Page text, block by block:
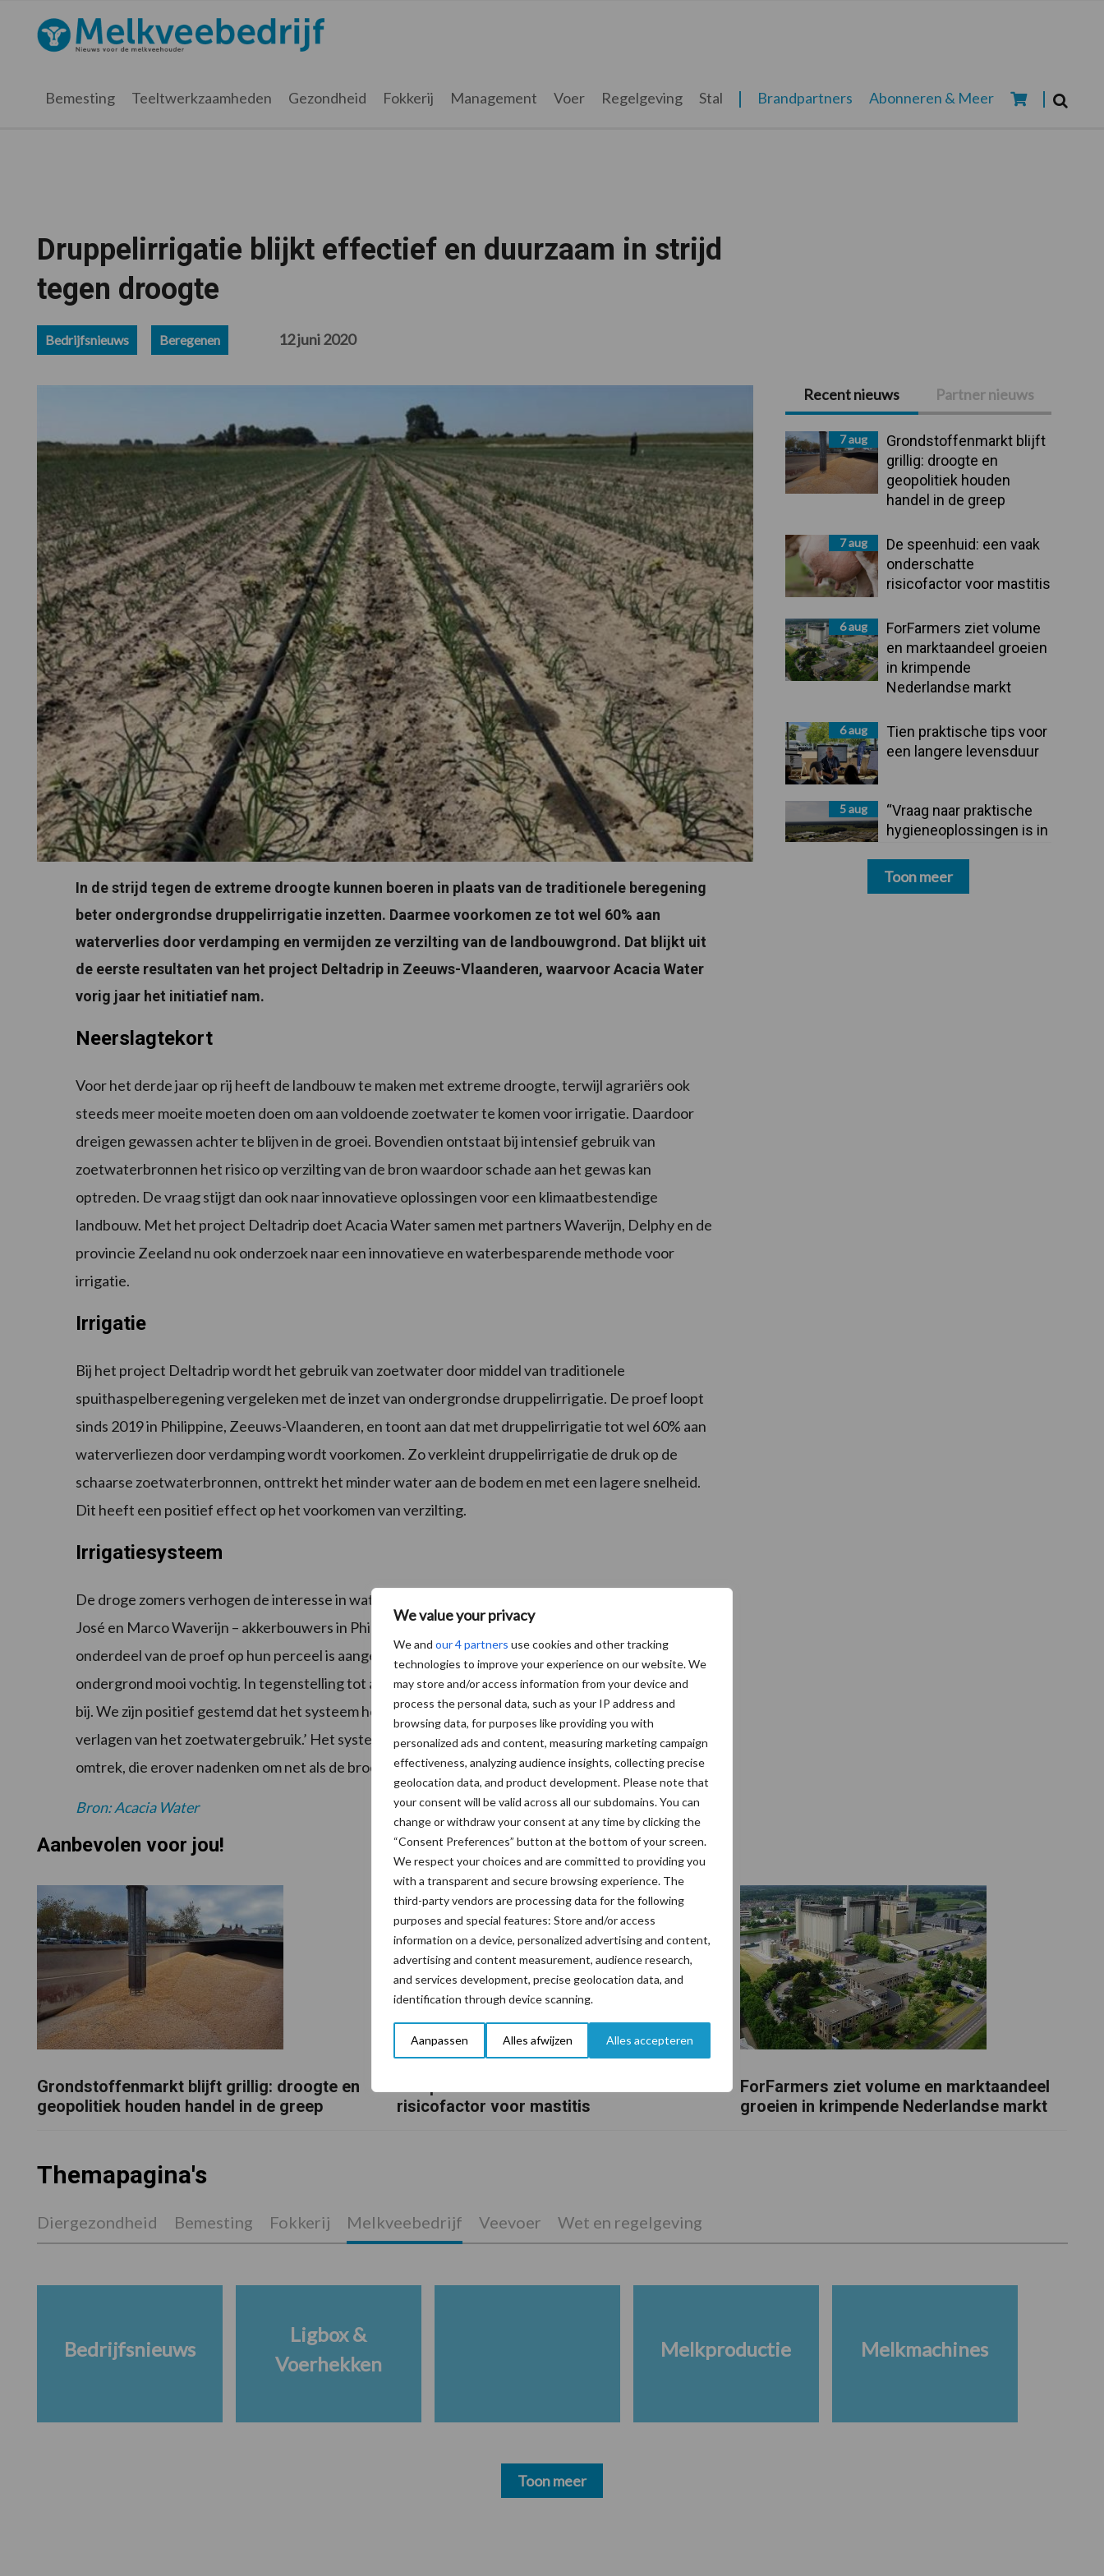
We value your privacy
We and our 4 partners use cookies and other tracking
technologies to improve your experience on our website. We
may store and/or access information from your device and
process the personal data, such as your IP address and
browsing data, for purposes like providing you with
personalized ads and content, measuring marketing campaign
effectiveness, analyzing audience insights, collecting precise
geolocation data, and product development. Please note that
your consent will be valid across all our subdomains. You can
change or withdraw your consent at any time by clicking the
“Consent Preferences” button at the bottom of your screen.
We respect your choices and are committed to providing you
with a transparent and secure browsing experience. The
third-party vendors are processing data for the following
purposes and special features: Store and/or access
information on a device, personalized advertising and content,
advertising and content measurement, audience research,
and services development, precise geolocation data, and
identification through device scanning.
Aanpassen Alles afwijzen Alles accepteren
hoofdnavigatie
hoofd
eerste
voettekst
Melkveebedrijf.nl
Bemesting Teeltwerkzaamheden Gezondheid Fokkerij Management Voer Regelgeving Stal Brandpartners Abonneren & Meer
Druppelirrigatie blijkt effectief en duurzaam in strijd
tegen droogte
Bedrijfsnieuws Beregenen 12 juni 2020
In de strijd tegen de extreme droogte kunnen boeren in plaats van de traditionele beregening
beter ondergrondse druppelirrigatie inzetten. Daarmee voorkomen ze tot wel 60% aan
waterverlies door verdamping en vermijden ze verzilting van de landbouwgrond. Dat blijkt uit
de eerste resultaten van het project Deltadrip in Zeeuws-Vlaanderen, waarvoor Acacia Water
vorig jaar het initiatief nam.
Neerslagtekort
Voor het derde jaar op rij heeft de landbouw te maken met extreme droogte, terwijl agrariërs ook
steeds meer moeite moeten doen om aan voldoende zoetwater te komen voor irrigatie. Daardoor
dreigen gewassen achter te blijven in de groei. Bovendien ontstaat bij intensief gebruik van
zoetwaterbronnen het risico op verzilting van de bron waardoor schade aan het gewas kan
optreden. De vraag stijgt dan ook naar innovatieve oplossingen voor een klimaatbestendige
landbouw. Met het project Deltadrip doet Acacia Water samen met partners Waverijn, Delphy en de
provincie Zeeland nu ook onderzoek naar een innovatieve en waterbesparende methode voor
irrigatie.
Irrigatie
Bij het project Deltadrip wordt het gebruik van zoetwater door middel van traditionele
spuithaspelberegening vergeleken met de inzet van ondergrondse druppelirrigatie. De proef loopt
sinds 2019 in Philippine, Zeeuws-Vlaanderen, en toont aan dat met druppelirrigatie tot wel 60% aan
waterverliezen door verdamping wordt voorkomen. Zo verkleint druppelirrigatie de druk op de
schaarse zoetwaterbronnen, onttrekt het minder water aan de bodem en met een lagere snelheid.
Dit heeft een positief effect op het voorkomen van verzilting.
Irrigatiesysteem
De droge zomers verhogen de interesse in waterbesparende technieken onder agrariërs. De broers
José en Marco Waverijn – akkerbouwers in Philippine – zijn blij met het irrigatiesysteem dat als
onderdeel van de proef op hun perceel is aangelegd: ‘In de afgelopen droge weken bleef de
ondergrond mooi vochtig. In tegenstelling tot andere percelen in Zeeland staan de uien er nu goed
bij. We zijn positief gestemd dat het systeem helpt bij het overbruggen van droge perioden en het
verlagen van het zoetwatergebruik.’ Het systeem trekt veel bekijks van collega’s uit de wijde
omtrek, die erover nadenken om net als de broers met het systeem aan de slag te gaan.
Bron: Acacia Water
Primaire
Sidebar
Recent nieuws Partner nieuws
7 aug
Grondstoffenmarkt blijft
grillig: droogte en
geopolitiek houden
handel in de greep
7 aug
De speenhuid: een vaak
onderschatte
risicofactor voor mastitis
6 aug
ForFarmers ziet volume
en marktaandeel groeien
in krimpende
Nederlandse markt
6 aug
Tien praktische tips voor
een langere levensduur
5 aug
“Vraag naar praktische
hygieneoplossingen is in
Toon meer
Aanbevolen voor jou!
Grondstoffenmarkt blijft grillig: droogte en
geopolitiek houden handel in de greep
risicofactor voor mastitis
ForFarmers ziet volume en marktaandeel
groeien in krimpende Nederlandse markt
Themapagina's
Diergezondheid Bemesting Fokkerij Melkveebedrijf Veevoer Wet en regelgeving
Bedrijfsnieuws
Ligbox &
Voerhekken
Melkproductie Melkmachines
Toon meer